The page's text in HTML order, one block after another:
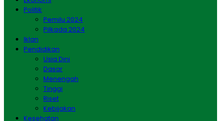
Politik
Pemilu 2024
Pilkada 2024
Iklan
Pendidikan
Usia Dini
Dasar
Menengah
Tinggi
Riset
Kebijakan
Kesehatan